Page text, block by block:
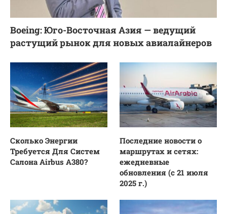
Boeing: Юго-Восточная Азия — ведущий
растущий рынок для новых авиалайнеров
Сколько Энергии
Требуется Для Систем
Салона Airbus A380?
Последние новости о
маршрутах и сетях:
ежедневные
обновления (с 21 июля
2025 г.)